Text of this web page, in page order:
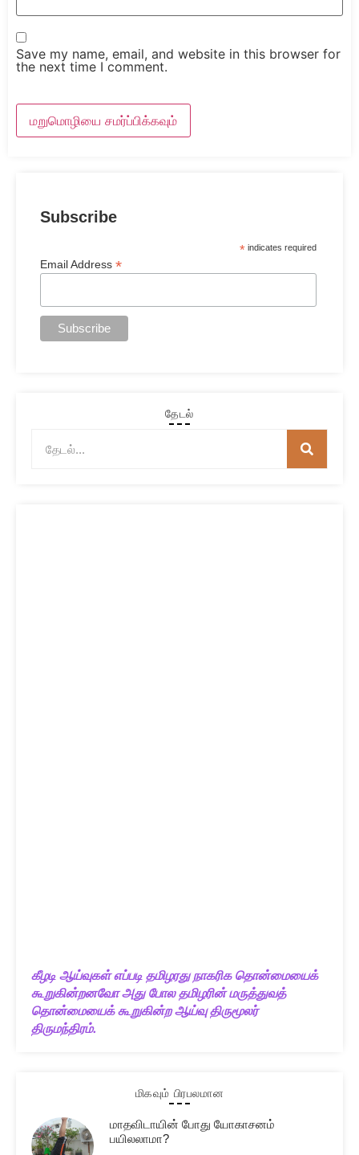
Save my name, email, and website in this browser for
the next time I comment.
Subscribe
*indicates required
Email Address*
தேடல்
கீழடி ஆய்வுகள் எப்படி தமிழரது நாகரிக தொன்மையைக்
கூறுகின்றனவோ அது போல தமிழரின் மருத்துவத்
தொன்மையைக் கூறுகின்ற ஆய்வு திருமூலர்
திருமந்திரம்.
மிகவும் பிரபலமான
மாதவிடாயின் போது யோகாசனம்
பயிலலாமா?